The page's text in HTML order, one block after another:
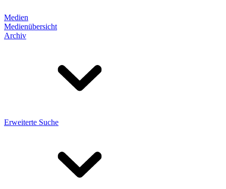
Medien
Medienübersicht
Archiv
Erweiterte Suche